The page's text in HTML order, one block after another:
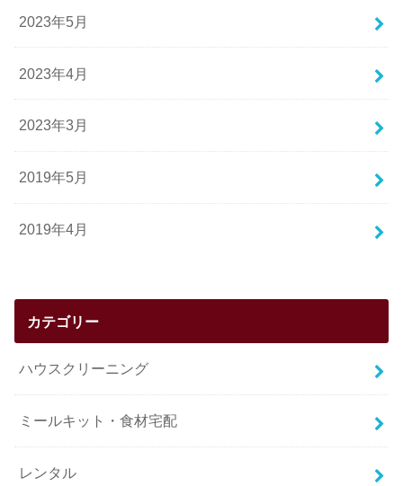
2023年5月
2023年4月
2023年3月
2019年5月
2019年4月
カテゴリー
ハウスクリーニング
ミールキット・食材宅配
レンタル